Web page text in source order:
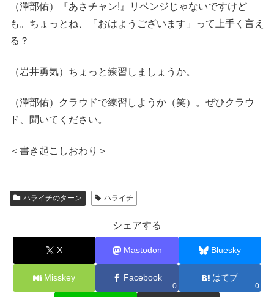
（澤部佑）『あさチャン!』リベンジじゃないですけど
も。ちょっとね、「おはようございます」って上手く言え
る？
（岩井勇気）ちょっと練習しましょうか。
（澤部佑）クラウドで練習しようか（笑）。ぜひクラウ
ド、聞いてください。
＜書き起こしおわり＞
ハライチのターン ハライチ
シェアする
X Mastodon Bluesky
Misskey Facebook
0
はてブ
0